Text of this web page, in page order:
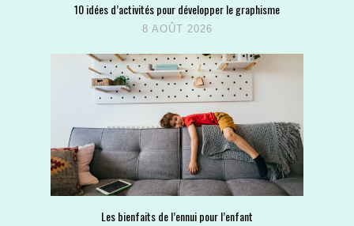
10 idées d’activités pour développer le graphisme
8 AOÛT 2026
Les bienfaits de l’ennui pour l’enfant